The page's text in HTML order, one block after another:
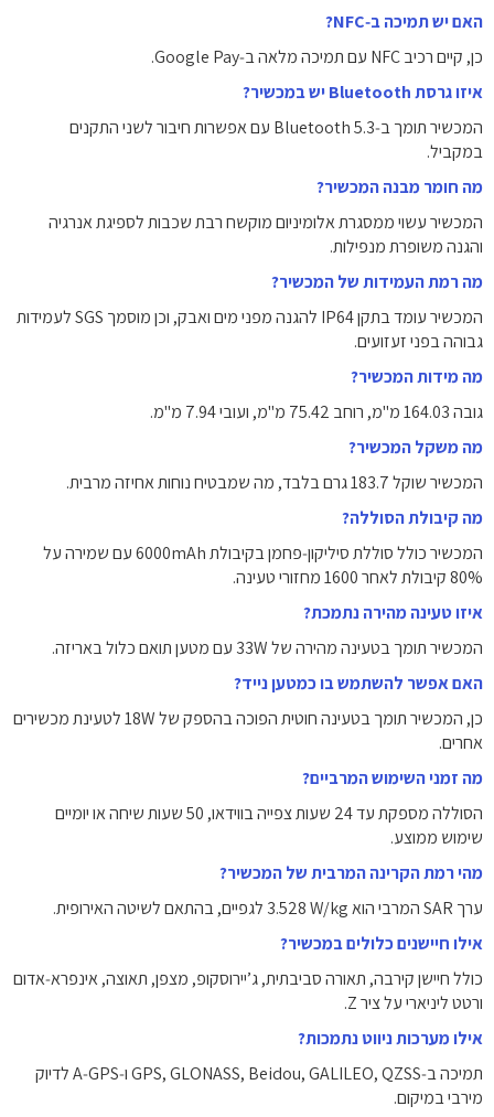
האם יש תמיכה ב‑NFC?
כן, קיים רכיב NFC עם תמיכה מלאה ב‑Google Pay.
איזו גרסת Bluetooth יש במכשיר?
המכשיר תומך ב‑Bluetooth 5.3 עם אפשרות חיבור לשני התקנים
במקביל.
מה חומר מבנה המכשיר?
המכשיר עשוי ממסגרת אלומיניום מוקשח רבת שכבות לספיגת אנרגיה
והגנה משופרת מנפילות.
מה רמת העמידות של המכשיר?
המכשיר עומד בתקן IP64 להגנה מפני מים ואבק, וכן מוסמך SGS לעמידות
גבוהה בפני זעזועים.
מה מידות המכשיר?
גובה ‎164.03‎ מ"מ, רוחב ‎75.42‎ מ"מ, ועובי ‎7.94‎ מ"מ.
מה משקל המכשיר?
המכשיר שוקל ‎183.7‎ גרם בלבד, מה שמבטיח נוחות אחיזה מרבית.
מה קיבולת הסוללה?
המכשיר כולל סוללת סיליקון‑פחמן בקיבולת ‎6000mAh‎ עם שמירה על
‎80%‎ קיבולת לאחר ‎1600‎ מחזורי טעינה.
איזו טעינה מהירה נתמכת?
המכשיר תומך בטעינה מהירה של ‎33W‎ עם מטען תואם כלול באריזה.
האם אפשר להשתמש בו כמטען נייד?
כן, המכשיר תומך בטעינה חוטית הפוכה בהספק של ‎18W‎ לטעינת מכשירים
אחרים.
מה זמני השימוש המרביים?
הסוללה מספקת עד ‎24‎ שעות צפייה בווידאו, ‎50‎ שעות שיחה או יומיים
שימוש ממוצע.
מהי רמת הקרינה המרבית של המכשיר?
ערך SAR המרבי הוא ‎3.528‎ W/kg‎ לגפיים, בהתאם לשיטה האירופית.
אילו חיישנים כלולים במכשיר?
כולל חיישן קירבה, תאורה סביבתית, ג’יירוסקופ, מצפן, תאוצה, אינפרא‑אדום
ורטט ליניארי על ציר Z.
אילו מערכות ניווט נתמכות?
תמיכה ב‑GPS, GLONASS, Beidou, GALILEO, QZSS ו‑A‑GPS לדיוק
מירבי במיקום.